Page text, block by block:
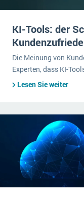
KI-Tools: der
Die Meinung von
Experten, dass KI-
Lesen Sie weiter